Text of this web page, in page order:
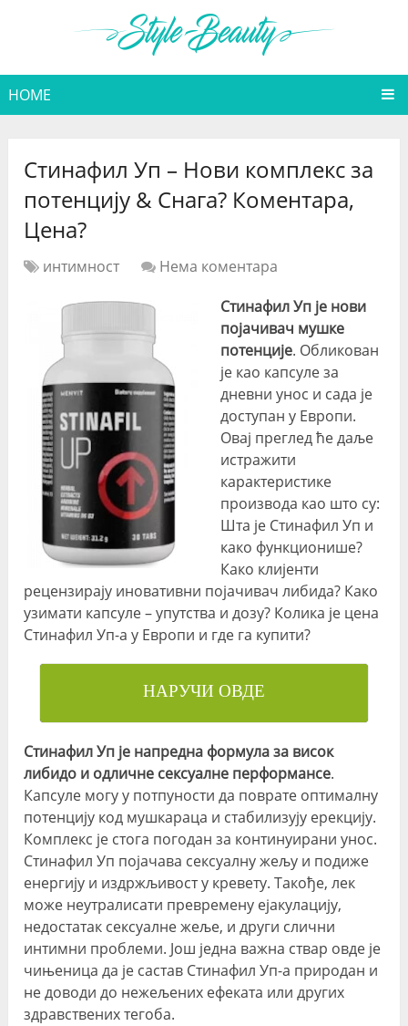
HOME
Стинафил Уп – Нови комплекс за
потенцију & Снага? Коментара,
Цена?
интимност
Нема коментара
Стинафил Уп је нови
појачивач мушке
потенције. Обликован
је као капсуле за
дневни унос и сада је
доступан у Европи.
Овај преглед ће даље
истражити
карактеристике
производа као што су:
Шта је Стинафил Уп и
како функционише?
Како клијенти
рецензирају иновативни појачивач либида? Како
узимати капсуле – упутства и дозу? Колика је цена
Стинафил Уп-а у Европи и где га купити?
НАРУЧИ ОВДЕ
Стинафил Уп је напредна формула за висок
либидо и одличне сексуалне перформансе.
Капсуле могу у потпуности да поврате оптималну
потенцију код мушкараца и стабилизују ерекцију.
Комплекс је стога погодан за континуирани унос.
Стинафил Уп појачава сексуалну жељу и подиже
енергију и издржљивост у кревету. Такође, лек
може неутралисати превремену ејакулацију,
недостатак сексуалне жеље, и други слични
интимни проблеми. Још једна важна ствар овде је
чињеница да је састав Стинафил Уп-а природан и
не доводи до нежељених ефеката или других
здравствених тегоба.